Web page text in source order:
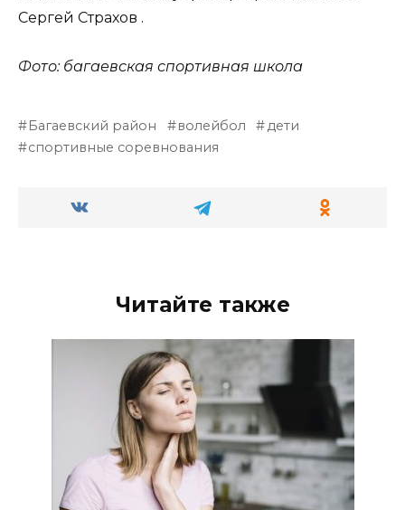
Сергей Страхов .
Фото: багаевская спортивная школа
Багаевский район волейбол
дети
спортивные соревнования
Читайте также